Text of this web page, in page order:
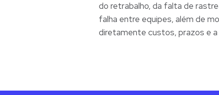
do retrabalho, da falta de
falha entre equipes, além de
diretamente custos, prazos e